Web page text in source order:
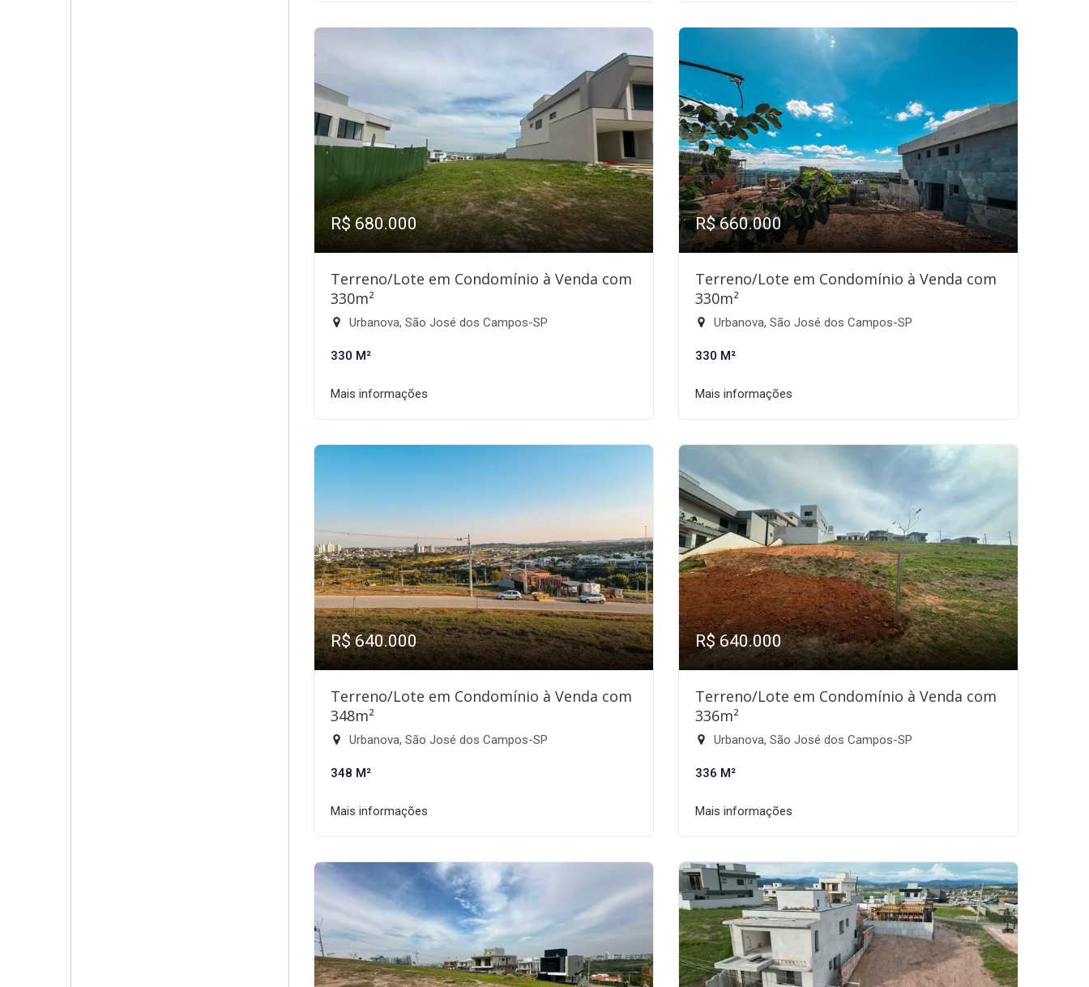
R$ 680.000
Terreno/Lote em Condomínio à Venda com
330m²
Urbanova, São José dos Campos-SP
330 M²
Mais informações
R$ 660.000
Terreno/Lote em Condomínio à Venda com
330m²
Urbanova, São José dos Campos-SP
330 M²
Mais informações
R$ 640.000
Terreno/Lote em Condomínio à Venda com
348m²
Urbanova, São José dos Campos-SP
348 M²
Mais informações
R$ 640.000
Terreno/Lote em Condomínio à Venda com
336m²
Urbanova, São José dos Campos-SP
336 M²
Mais informações